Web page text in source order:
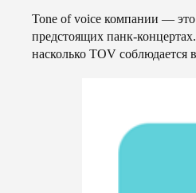
Tone of voice компании —
предстоящих панк-
насколько TOV соблюдается